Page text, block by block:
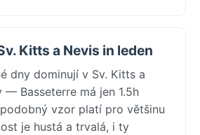
Kitts a Nevis in leden
dny dominují v Sv. Kitts a
— Basseterre má jen 1.5h
vzor platí pro většinu
je hustá a trvalá, i ty